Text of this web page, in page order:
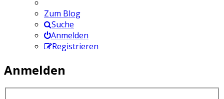
Zum Blog
Suche
Anmelden
Registrieren
Anmelden